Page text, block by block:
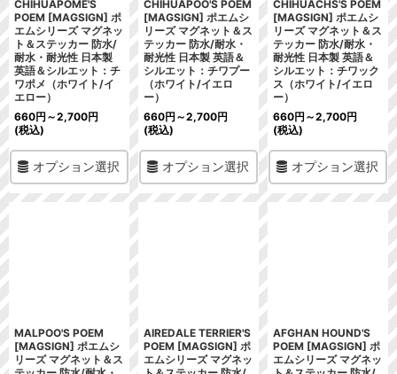
CHIHUAPOME'S
POEM [MAGSIGN] ポ
エムシリーズ マグネッ
ト＆ステッカー 防水/
耐水・耐光性 日本製
英語＆シルエット：チ
ワポメ（ホワイト/イ
エロー）
660円 ～2,700円
(税込)
オプション選択
CHIHUAPOO'S POEM
[MAGSIGN] ポエムシ
リーズ マグネット＆ス
テッカー 防水/耐水・
耐光性 日本製 英語＆
シルエット：チワプー
（ホワイト/イエロ
ー）
660円 ～2,700円
(税込)
オプション選択
CHIHUACHS'S POEM
[MAGSIGN] ポエムシ
リーズ マグネット＆ス
テッカー 防水/耐水・
耐光性 日本製 英語＆
シルエット：チワック
ス（ホワイト/イエロ
ー）
660円 ～2,700円
(税込)
オプション選択
MALPOO'S POEM
[MAGSIGN] ポエムシ
リーズ マグネット＆ス
AIREDALE TERRIER'S
POEM [MAGSIGN] ポ
エムシリーズ マグネッ
AFGHAN HOUND'S
POEM [MAGSIGN] ポ
エムシリーズ マグネッ